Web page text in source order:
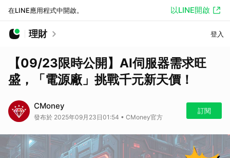
在LINE應用程式中開啟。 以LINE開啟
理財 登入
【09/23限時公開】AI伺服器需求旺
盛，「電源廠」挑戰千元新天價！
CMoney
發布於 2025年09月23日01:54 • CMoney官方
訂閱